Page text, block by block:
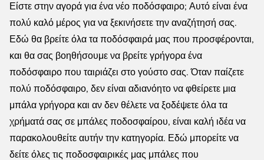
εμπορικό σήμα και την αφή, έχουμε μια υπέροχη συλλογή για εσάς. Εύκολη
Είστε στην αγορά για ένα νέο ποδόσφαιρο; Αυτό είναι ένα
πολύ καλό μέρος για να ξεκινήσετε την αναζήτησή σας.
Εδώ θα βρείτε όλα τα ποδόσφαιρά μας που προσφέρονται,
και θα σας βοηθήσουμε να βρείτε γρήγορα ένα
ποδόσφαιρο που ταιριάζει στο γούστο σας. Όταν παίζετε
πολύ ποδόσφαιρο, δεν είναι αδιανόητο να φθείρετε μια
μπάλα γρήγορα και αν δεν θέλετε να ξοδέψετε όλα τα
χρήματά σας σε μπάλες ποδοσφαίρου, είναι καλή ιδέα να
παρακολουθείτε αυτήν την κατηγορία. Εδώ μπορείτε να
δείτε όλες τις ποδοσφαιρικές μας μπάλες που